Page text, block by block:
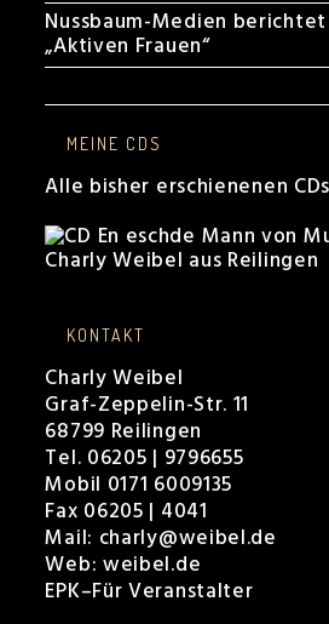
Nussbaum-Medien
„Aktiven Frauen“
MEINE CDS
Alle bisher erschienenen
KONTAKT
Charly Weibel
Graf-Zeppelin-Str. 11
68799 Reilingen
Tel. 06205 | 9796655
Mobil 0171 6009135
Fax 06205 | 4041
Mail: charly@weibel.de
Web: weibel.de
EPK–Für Veranstalter